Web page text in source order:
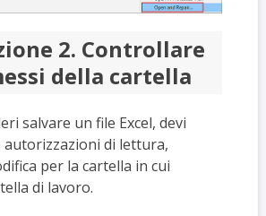
2. Controllare
della cartella
salvare un file Excel, devi
autorizzazioni di lettura,
per la cartella in cui
di lavoro.